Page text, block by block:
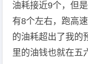
油耗接近9个，但
有8个左右，跑高
的油耗超出了我的
里的油钱也就在五